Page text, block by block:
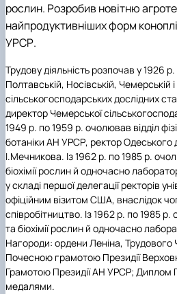
рослин. Розробив новітню
найпродуктивніших форм
УРСР.
Трудову діяльність розпочав у 1926
Полтавській, Носівській, Чемерській
сільськогосподарських дослідних
директор Чемерської
1949 р. по 1959 р. очолював відділ
ботаніки АН УРСР, ректор Одеського
І.Мечникова. Із 1962 р. по 1985 р.
біохімії рослин й одночасно
у складі першої делегації ректорів
офіційним візитом США, внаслідок
співробітництво. Із 1962 р. по 1985 р.
та біохімії рослин й одночасно
Нагороди: ордени Леніна,
Почесною грамотою Президії
Грамотою Президії АН УРСР;
медалями.